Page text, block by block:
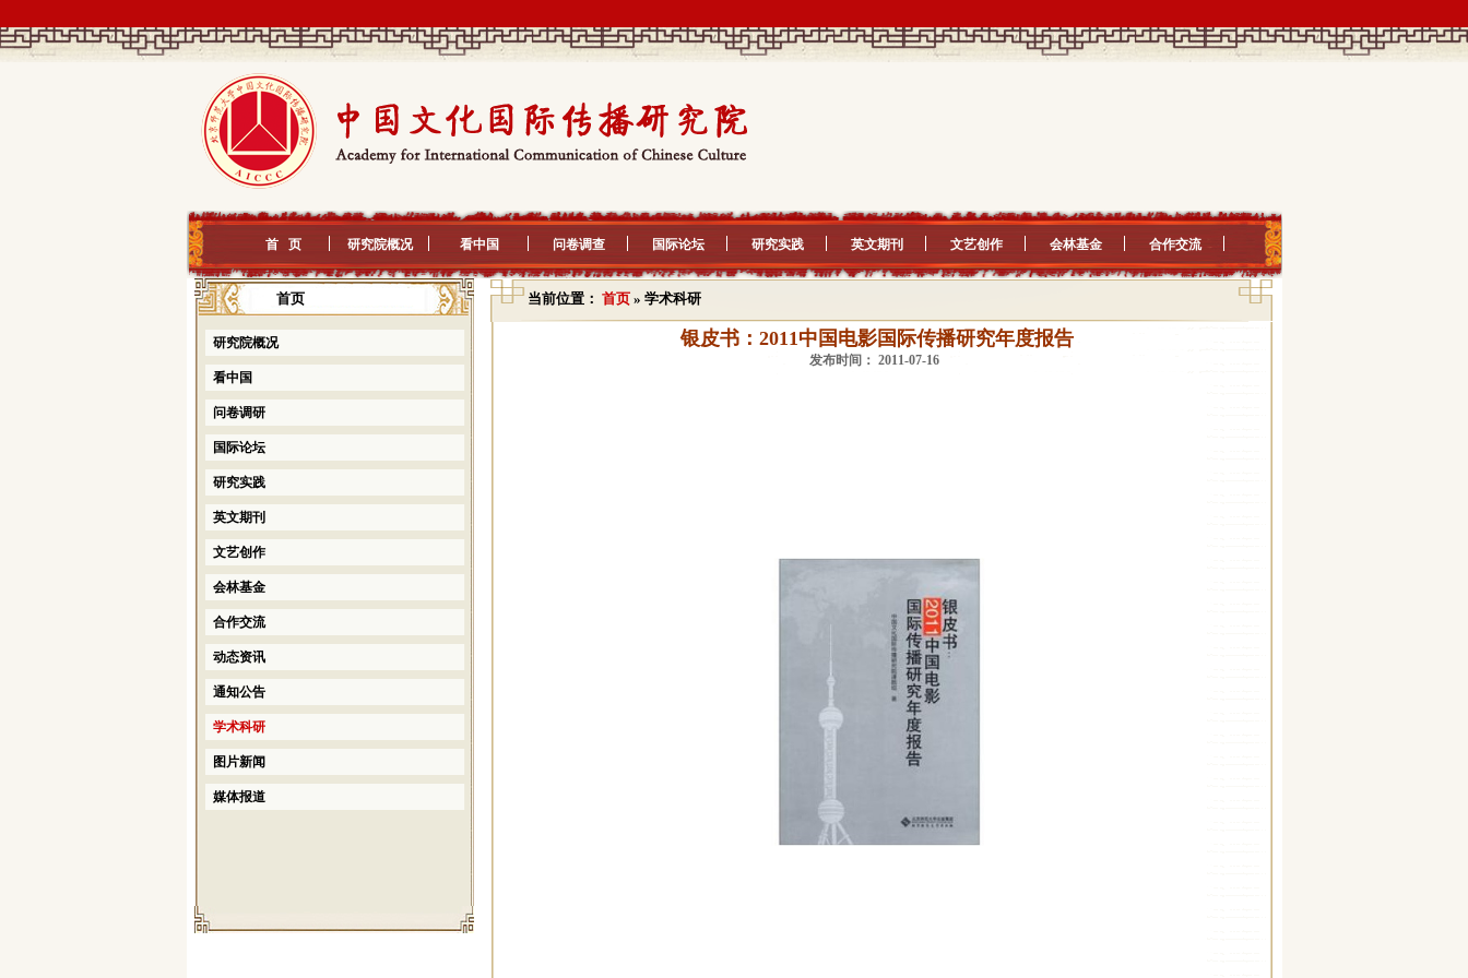
首 页 研究院概况 看中国 问卷调查 国际论坛 研究实践 英文期刊 文艺创作 会林基金 合作交流
首页
研究院概况
看中国
问卷调研
国际论坛
研究实践
英文期刊
文艺创作
会林基金
合作交流
动态资讯
通知公告
学术科研
图片新闻
媒体报道
当前位置： 首页» 学术科研
银皮书：2011中国电影国际传播研究年度报告
发布时间： 2011-07-16